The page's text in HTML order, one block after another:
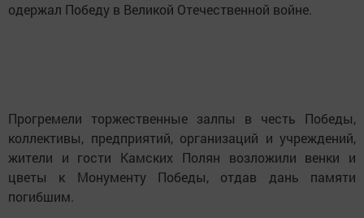
одержал Победу в Великой Отечественной войне.
Прогремели торжественные залпы в честь Победы,
коллективы, предприятий, организаций и учреждений,
жители и гости Камских Полян возложили венки и
цветы к Монументу Победы, отдав дань памяти
погибшим.